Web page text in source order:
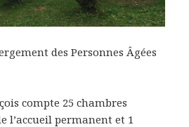
des Personnes Âgées
compte 25 chambres
l’accueil permanent et 1